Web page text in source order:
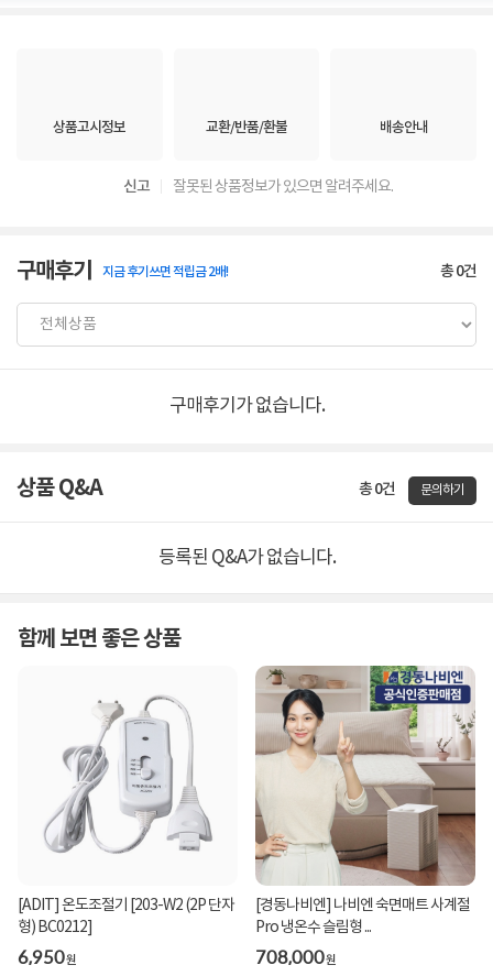
상품고시정보 교환/반품/환불 배송안내
신고 잘못된 상품정보가 있으면 알려주세요.
구매후기 지금 후기쓰면 적립금 2배! 총0건
구매후기가 없습니다.
상품 Q&A 총 0건 문의하기
등록된 Q&A가 없습니다.
함께 보면 좋은 상품
[ADIT] 온도조절기 [203-W2 (2P 단자
형) BC0212]
6,950원
[경동나비엔] 나비엔 숙면매트 사계절
Pro 냉온수 슬림형 ...
708,000원